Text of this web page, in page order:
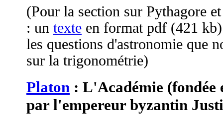
(Pour la section sur Pythagore
: un texte en format pdf (421
les questions d'astronomie que
sur la trigonométrie)
Platon : L'Académie (fondée
par l'empereur byzantin